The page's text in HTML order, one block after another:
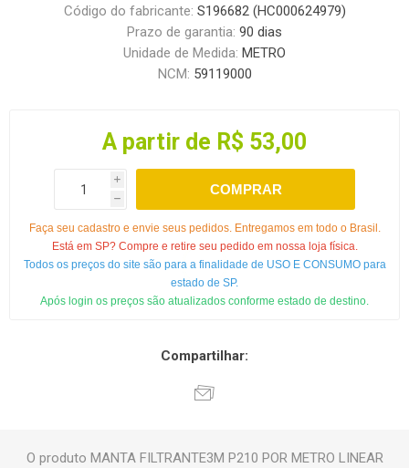
Código do fabricante: S196682 (HC000624979)
Prazo de garantia: 90 dias
Unidade de Medida: METRO
NCM: 59119000
A partir de R$ 53,00
i
h
COMPRAR
Faça seu cadastro e envie seus pedidos. Entregamos em todo o Brasil.
Está em SP? Compre e retire seu pedido em nossa loja física.
Todos os preços do site são para a finalidade de USO E CONSUMO para
estado de SP.
Após login os preços são atualizados conforme estado de destino.
Compartilhar:
O produto MANTA FILTRANTE3M P210 POR METRO LINEAR